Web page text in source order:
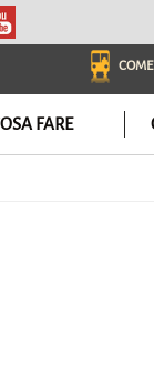
COME
FARE